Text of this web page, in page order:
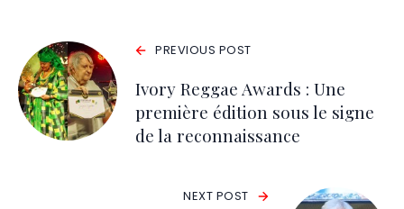
PREVIOUS POST
Ivory Reggae Awards : Une
première édition sous le signe
de la reconnaissance
NEXT POST